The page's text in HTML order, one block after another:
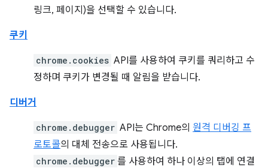
링크, 페이지)을 선택할 수 있습니다.
쿠키
chrome.cookies API를 사용하여 쿠키를 쿼리하고 수
정하며 쿠키가 변경될 때 알림을 받습니다.
디버거
chrome.debugger API는 Chrome의 원격 디버깅 프
로토콜의 대체 전송으로 사용됩니다.
chrome.debugger 를 사용하여 하나 이상의 탭에 연결